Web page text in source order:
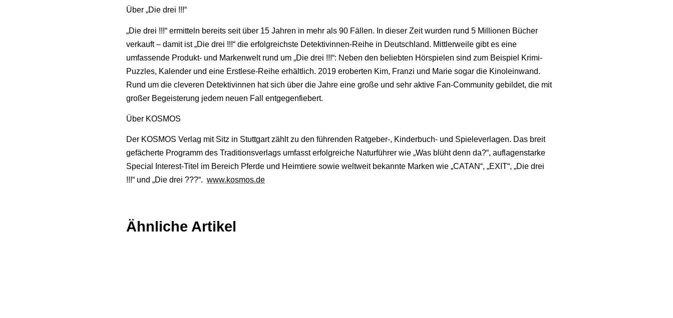
Über „Die drei !!!“
„Die drei !!!“ ermitteln bereits seit über 15 Jahren in mehr als 90 Fällen. In dieser Zeit wurden rund 5 Millionen Bücher
verkauft – damit ist „Die drei !!!“ die erfolgreichste Detektivinnen-Reihe in Deutschland. Mittlerweile gibt es eine
umfassende Produkt- und Markenwelt rund um „Die drei !!!“: Neben den beliebten Hörspielen sind zum Beispiel Krimi-
Puzzles, Kalender und eine Erstlese-Reihe erhältlich. 2019 eroberten Kim, Franzi und Marie sogar die Kinoleinwand.
Rund um die cleveren Detektivinnen hat sich über die Jahre eine große und sehr aktive Fan-Community gebildet, die mit
großer Begeisterung jedem neuen Fall entgegenfiebert.
Über KOSMOS
Der KOSMOS Verlag mit Sitz in Stuttgart zählt zu den führenden Ratgeber-, Kinderbuch- und Spieleverlagen. Das breit
gefächerte Programm des Traditionsverlags umfasst erfolgreiche Naturführer wie „Was blüht denn da?“, auflagenstarke
Special Interest-Titel im Bereich Pferde und Heimtiere sowie weltweit bekannte Marken wie „CATAN“, „EXIT“, „Die drei
!!!“ und „Die drei ???“. www.kosmos.de
Ähnliche Artikel